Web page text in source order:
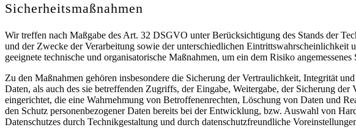
Sicherheitsmaßnahmen
Wir treffen nach Maßgabe des Art. 32 DSGVO unter Berücksichtigung des Stands der
und der Zwecke der Verarbeitung sowie der unterschiedlichen Eintrittswahrscheinlichkeit
geeignete technische und organisatorische Maßnahmen, um ein dem Risiko
Zu den Maßnahmen gehören insbesondere die Sicherung der Vertraulichkeit, Integrität
Daten, als auch des sie betreffenden Zugriffs, der Eingabe, Weitergabe, der Sicherung
eingerichtet, die eine Wahrnehmung von Betroffenenrechten, Löschung von Daten und
den Schutz personenbezogener Daten bereits bei der Entwicklung, bzw. Auswahl von
Datenschutzes durch Technikgestaltung und durch datenschutzfreundliche